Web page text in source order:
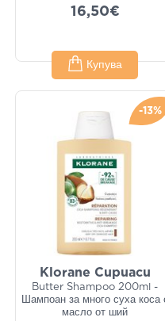
16,50€
Купува
-13%
Klorane Cupuacu
Butter Shampoo 200ml -
Шампоан за много суха коса
масло от ший